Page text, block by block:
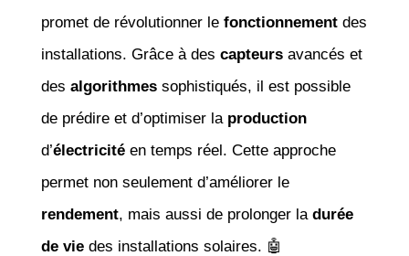
promet de révolutionner le fonctionnementdes
installations. Grâce à des capteursavancés et
des algorithmessophistiqués, il est possible
de prédire et d’optimiser la production
d’électricitéen temps réel. Cette approche
permet non seulement d’améliorer le
rendement, mais aussi de prolonger la durée
de viedes installations solaires. 🤖